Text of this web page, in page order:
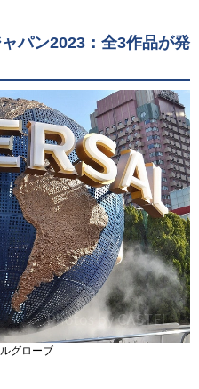
パン2023：全3作品が発
グローブ